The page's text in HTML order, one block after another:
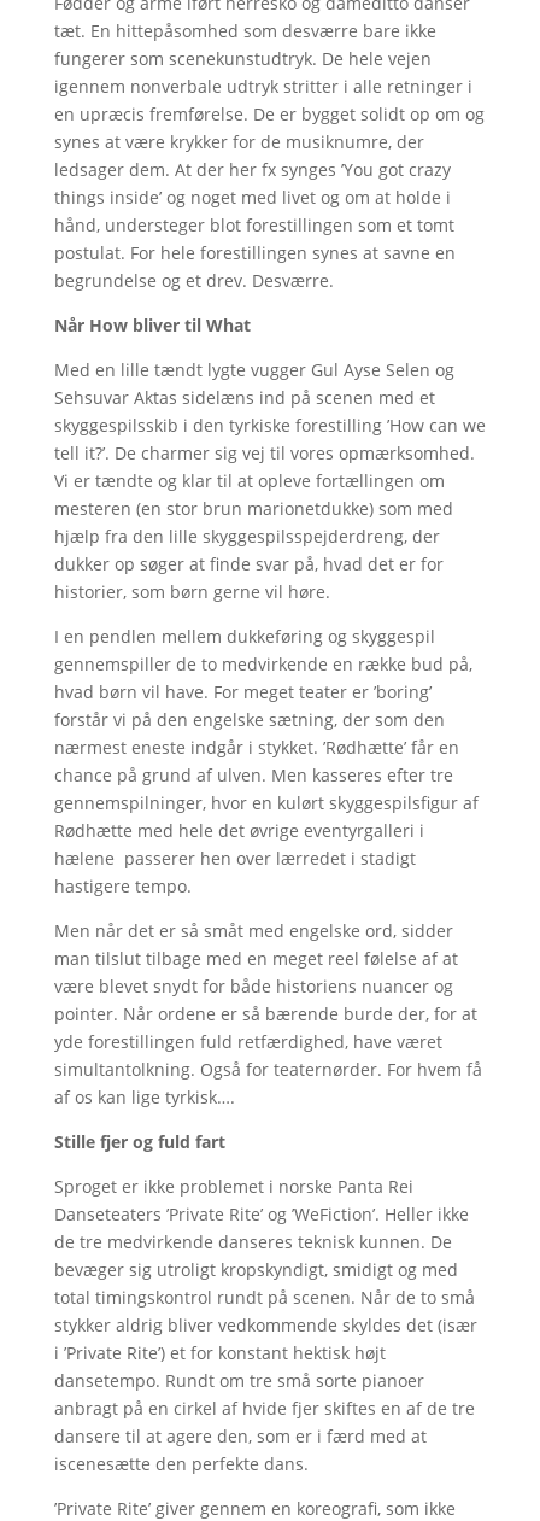
tæt. En hittepåsomhed som desværre bare ikke
fungerer som scenekunstudtryk. De hele vejen
igennem nonverbale udtryk stritter i alle retninger i
en upræcis fremførelse. De er bygget solidt op om og
synes at være krykker for de musiknumre, der
ledsager dem. At der her fx synges ’You got crazy
things inside’ og noget med livet og om at holde i
hånd, understeger blot forestillingen som et tomt
postulat. For hele forestillingen synes at savne en
begrundelse og et drev. Desværre.
Når How bliver til What
Med en lille tændt lygte vugger Gul Ayse Selen og
Sehsuvar Aktas sidelæns ind på scenen med et
skyggespilsskib i den tyrkiske forestilling ’How can we
tell it?’. De charmer sig vej til vores opmærksomhed.
Vi er tændte og klar til at opleve fortællingen om
mesteren (en stor brun marionetdukke) som med
hjælp fra den lille skyggespilsspejderdreng, der
dukker op søger at finde svar på, hvad det er for
historier, som børn gerne vil høre.
I en pendlen mellem dukkeføring og skyggespil
gennemspiller de to medvirkende en række bud på,
hvad børn vil have. For meget teater er ’boring’
forstår vi på den engelske sætning, der som den
nærmest eneste indgår i stykket. ’Rødhætte’ får en
chance på grund af ulven. Men kasseres efter tre
gennemspilninger, hvor en kulørt skyggespilsfigur af
Rødhætte med hele det øvrige eventyrgalleri i
hælene passerer hen over lærredet i stadigt
hastigere tempo.
Men når det er så småt med engelske ord, sidder
man tilslut tilbage med en meget reel følelse af at
være blevet snydt for både historiens nuancer og
pointer. Når ordene er så bærende burde der, for at
yde forestillingen fuld retfærdighed, have været
simultantolkning. Også for teaternørder. For hvem få
af os kan lige tyrkisk….
Stille fjer og fuld fart
Sproget er ikke problemet i norske Panta Rei
Danseteaters ’Private Rite’ og ’WeFiction’. Heller ikke
de tre medvirkende danseres teknisk kunnen. De
bevæger sig utroligt kropskyndigt, smidigt og med
total timingskontrol rundt på scenen. Når de to små
stykker aldrig bliver vedkommende skyldes det (især
i ’Private Rite’) et for konstant hektisk højt
dansetempo. Rundt om tre små sorte pianoer
anbragt på en cirkel af hvide fjer skiftes en af de tre
dansere til at agere den, som er i færd med at
iscenesætte den perfekte dans.
’Private Rite’ giver gennem en koreografi, som ikke